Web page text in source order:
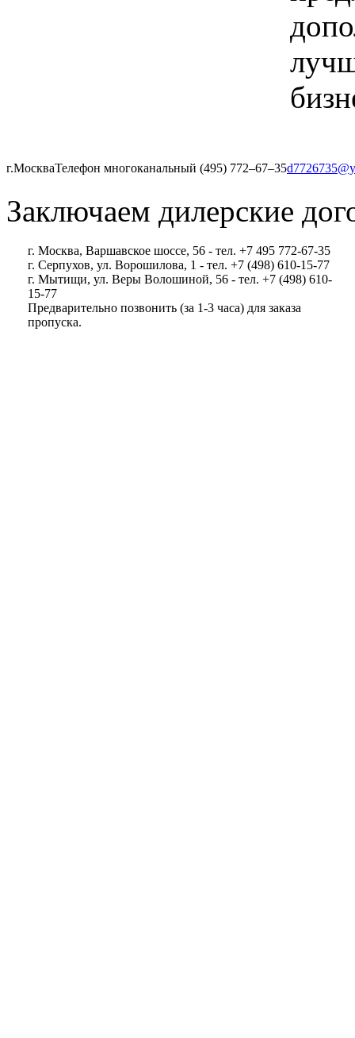
г.МоскваТелефон многоканальный (495) 772‒67‒35
Заключаем дилерские
г. Москва, Варшавское шоссе, 56 - тел. +7 495 772-67-35
г. Серпухов, ул. Ворошилова, 1 - тел. +7 (498) 610-15-77
г. Мытищи, ул. Веры Волошиной, 56 - тел. +7 (498) 610-
15-77
Предварительно позвонить (за 1-3 часа) для заказа
пропуска.